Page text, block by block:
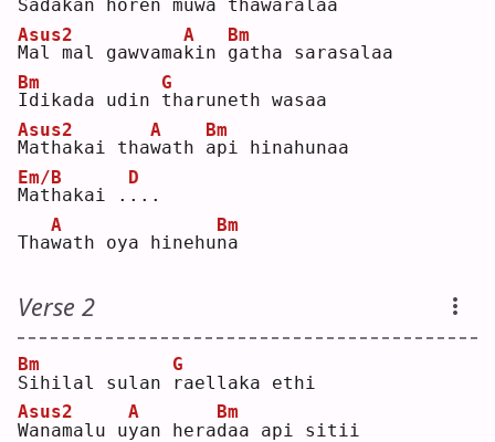
Sadakan horen muwa thawaralaa
M
Asus2
al mal gawvamak
A
in g
Bm
atha sarasalaa
I
Bm
dikada udin t
G
haruneth wasaa
M
Asus2
athakai thaw
A
ath a
Bm
pi hinahunaa
M
Em/B
athakai . .
D
..
Thaw
A
ath oya hinehun
Bm
a
Verse 2
S
Bm
ihilal sulan
r
G
aellaka ethi
W
Asus2
anamalu uy
A
an herad
Bm
aa api sitii